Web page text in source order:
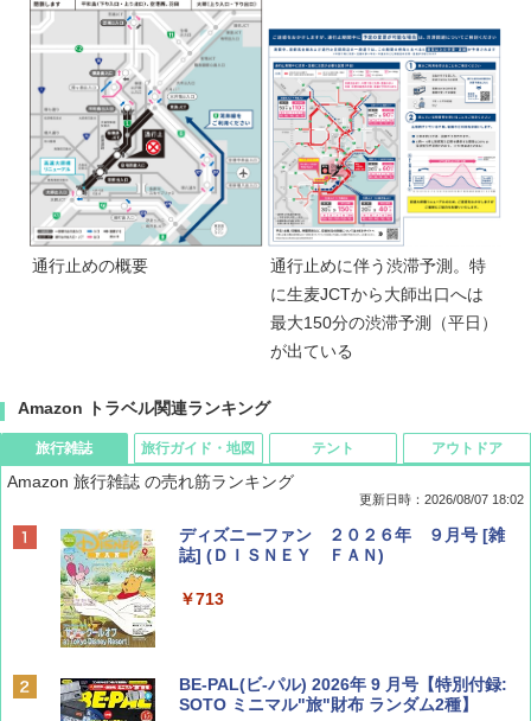
通行止めの概要
通行止めに伴う渋滞予測。特
に生麦JCTから大師出口へは
最大150分の渋滞予測（平日）
が出ている
Amazon トラベル関連ランキング
旅行雑誌
Amazon 旅行雑誌 の売れ筋ランキング
更新日時：2026/08/07 18:02
ディズニーファン ２０２６年 ９月号 [雑
誌] (ＤＩＳＮＥＹ ＦＡＮ)
￥713
BE-PAL(ビ-パル) 2026年 9 月号【特別付録:
SOTO ミニマル"旅"財布 ランダム2種】
旅行ガイド・地図 テント アウトドア